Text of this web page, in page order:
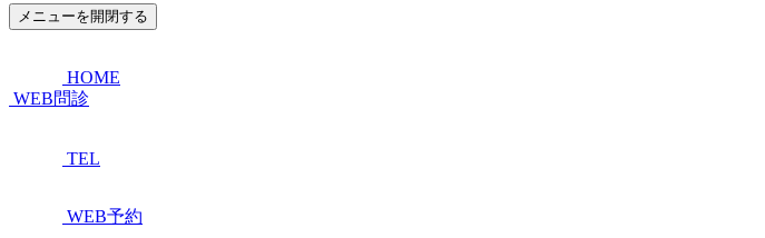
メニューを開閉する
HOME
WEB問診
TEL
WEB予約